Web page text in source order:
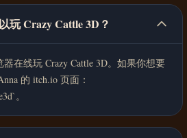
玩 Crazy Cattle 3D？
在线玩 Crazy Cattle 3D。如果你想要
的 itch.io 页面：
。